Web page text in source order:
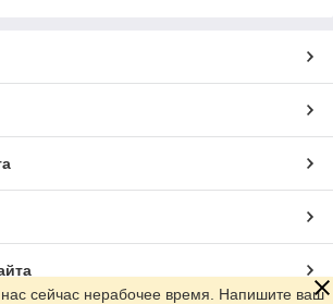
сейчас нерабочее время. Напишите ваш